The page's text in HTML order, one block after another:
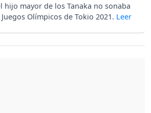
hijo mayor de los Tanaka no sonaba
Olímpicos de Tokio 2021.